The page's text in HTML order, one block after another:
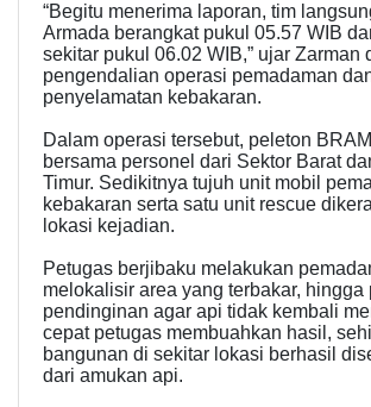
“Begitu menerima laporan, tim
Armada berangkat pukul 05.57 WIB
sekitar pukul 06.02 WIB,” ujar Zarman
pengendalian operasi pemadaman
penyelamatan kebakaran.
Dalam operasi tersebut, peleton
bersama personel dari Sektor Barat
Timur. Sedikitnya tujuh unit mobil
kebakaran serta satu unit rescue
lokasi kejadian.
Petugas berjibaku melakukan
melokalisir area yang terbakar, hingga
pendinginan agar api tidak kembali
cepat petugas membuahkan hasil,
bangunan di sekitar lokasi berhasil
dari amukan api.